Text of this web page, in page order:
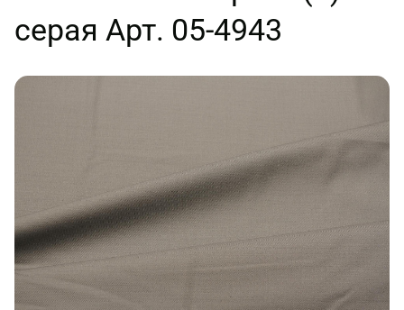
серая Арт. 05-4943